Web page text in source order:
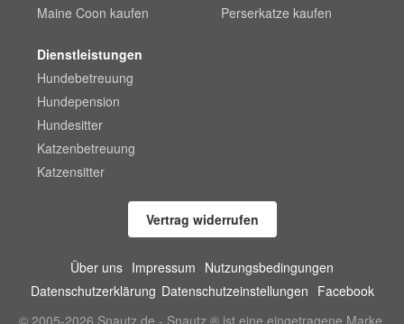
Maine Coon kaufen
Perserkatze kaufen
Dienstleistungen
Hundebetreuung
Hundepension
Hundesitter
Katzenbetreuung
Katzensitter
Vertrag widerrufen
Über uns Impressum Nutzungsbedingungen
Datenschutzerklärung Datenschutzeinstellungen Facebook